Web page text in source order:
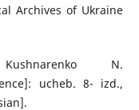
Archives of Ukraine
N.
ucheb. 8- izd.,